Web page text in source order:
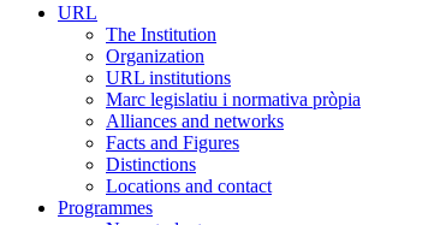
URL
The Institution
Organization
URL institutions
Marc legislatiu i normativa pròpia
Alliances and networks
Facts and Figures
Distinctions
Locations and contact
Programmes